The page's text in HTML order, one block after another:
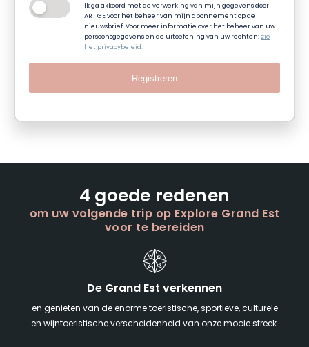
Ik ga akkoord met de verwerking van mijn gegevens door
ART GE voor het beheer van mijn abonnement op de
nieuwsbrief. Voor meer informatie over het beheer van uw
persoonsgegevens en de uitoefening van uw rechten:zie
het privacybeleid.
Registreren
4 goede redenen
om uw volgende trip op Explore Grand Est
voor te bereiden
De Grand Est verkennen
en genieten van de enorme toeristische, sportieve, culturele
en wijntoeristische verscheidenheid van onze mooie streek.